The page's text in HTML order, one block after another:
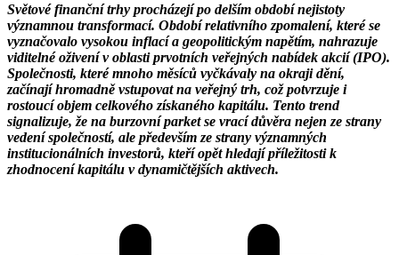
Světové finanční trhy procházejí po delším období nejistoty
významnou transformací. Období relativního zpomalení, které se
vyznačovalo vysokou inflací a geopolitickým napětím, nahrazuje
viditelné oživení v oblasti prvotních veřejných nabídek akcií (IPO).
Společnosti, které mnoho měsíců vyčkávaly na okraji dění,
začínají hromadně vstupovat na veřejný trh, což potvrzuje i
rostoucí objem celkového získaného kapitálu. Tento trend
signalizuje, že na burzovní parket se vrací důvěra nejen ze strany
vedení společností, ale především ze strany významných
institucionálních investorů, kteří opět hledají příležitosti k
zhodnocení kapitálu v dynamičtějších aktivech.